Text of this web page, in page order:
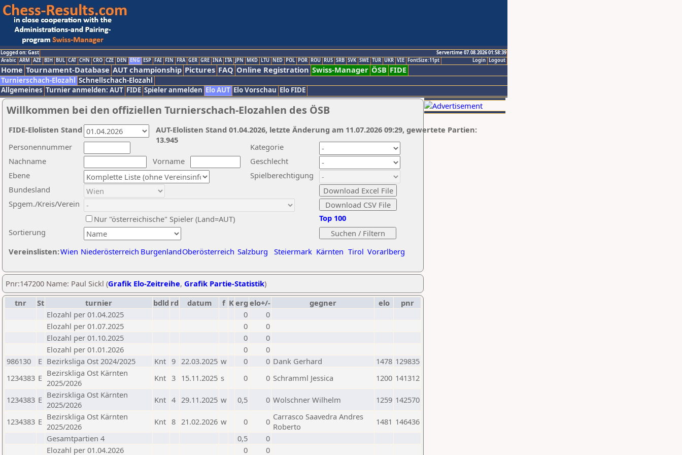
Logged on: Gast
Servertime 07.08.2026 01:58:39
Logout
Login
Arabic ARM AZE BIH BUL CAT CHN CRO CZE DEN ENG ESP FAI FIN FRA GER GRE INA ITA JPN MKD LTU NED POL POR ROU RUS SRB SVK SWE TUR UKR VIE FontSize:11pt
Home Tournament-Database AUT championship Pictures FAQ Online Registration Swiss-Manager ÖSB FIDE
Turnierschach-Elozahl Schnellschach-Elozahl
Allgemeines Turnier anmelden: AUT FIDE Spieler anmelden Elo AUT Elo Vorschau Elo FIDE
Willkommen bei den offiziellen Turnierschach-Elozahlen des ÖSB
Nachname
Vorname
Ebene
Kategorie
Sortierung
Personennummer
Bundesland
Spgem./Kreis/Verein
Geschlecht
Nur "österreichische" Spieler (Land=AUT)
Spielberechtigung
Vereinslisten:Wien Niederösterreich BurgenlandOberösterreich Salzburg Steiermark Kärnten Tirol Vorarlberg
Top 100
AUT-Elolisten Stand 01.04.2026, letzte Änderung am 11.07.2026 09:29, gewertete Partien:
13.945
FIDE-Elolisten Stand
Pnr:147200 Name: Paul Sickl (Grafik Elo-Zeitreihe, Grafik Partie-Statistik)
tnr
St turnier bdld rd datum f Kerg elo+/- gegner elo
pnr
Elozahl per 01.04.2025
0
0
Elozahl per 01.07.2025
0
0
Elozahl per 01.10.2025
0
0
Elozahl per 01.01.2026
0
0
986130
E Bezirksliga Ost 2024/2025 Knt 9 22.03.2025 w 0 0 Dank Gerhard 1478 129835
1234383 E Bezirskliga Ost Kärnten
2025/2026
Knt 3 15.11.2025 s 0 0 Schramml Jessica 1200 141312
1234383 E Bezirskliga Ost Kärnten
2025/2026
Knt 4 29.11.2025 w 0,5 0 Wolschner Wilhelm 1259 142570
1234383 E Bezirskliga Ost Kärnten
2025/2026
Knt 8 21.02.2026 w 0 0 Carrasco Saavedra Andres
Roberto
1481 146436
Gesamtpartien 4
0,5
0
Elozahl per 01.04.2026
0 0